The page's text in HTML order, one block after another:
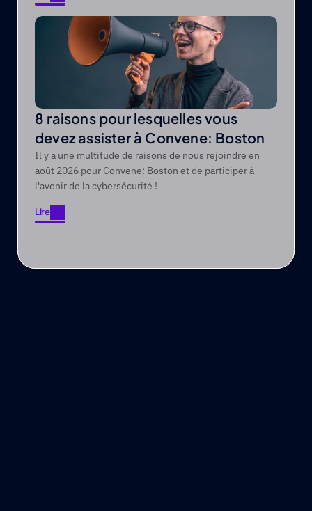
Lire
8 raisons pour lesquelles vous
devez assister à Convene: Boston
Il y a une multitude de raisons de nous rejoindre en
août 2026 pour Convene: Boston et de participer à
l'avenir de la cybersécurité !
Lire
Lire